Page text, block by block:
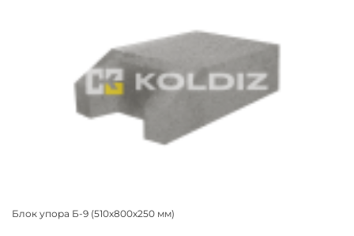
Блок упора Б-9 (510х800х250 мм)